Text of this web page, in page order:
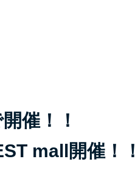
催！！
mall開催！！